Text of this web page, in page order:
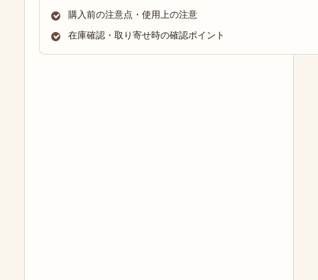
購入前の注意点・使用上の注意
在庫確認・取り寄せ時の確認ポイント